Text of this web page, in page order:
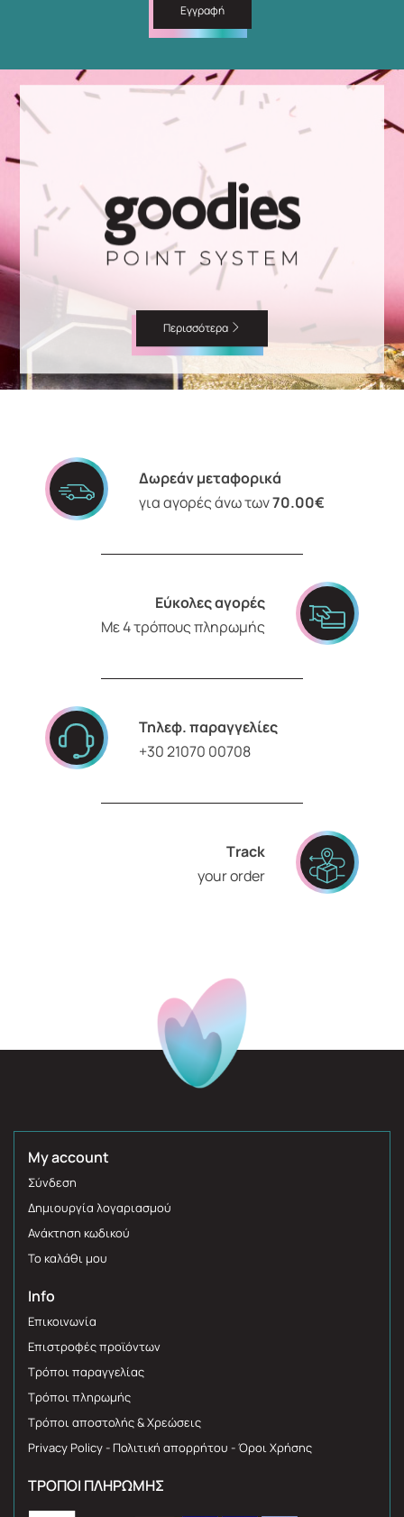
Εγγραφή
Περισσότερα
Δωρεάν μεταφορικά
για αγορές άνω των70.00€
Εύκολες αγορές
Με 4 τρόπους πληρωμής
Τηλεφ. παραγγελίες
+30 21070 00708
Τrack
your order
My account
Σύνδεση
Δημιουργία λογαριασμού
Ανάκτηση κωδικού
Το καλάθι μου
Info
Επικοινωνία
Επιστροφές προϊόντων
Τρόποι παραγγελίας
Τρόποι πληρωμής
Τρόποι αποστολής & Χρεώσεις
Privacy Policy - Πολιτική απορρήτου - Όροι Χρήσης
ΤΡΌΠΟΙ ΠΛΗΡΩΜΉΣ